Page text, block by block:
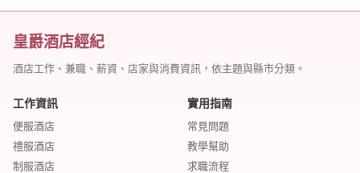
皇爵酒店經紀
酒店工作、兼職、薪資、店家與消費資訊，依主題與縣市分類。
工作資訊
便服酒店
禮服酒店
制服酒店
實用指南
常見問題
教學幫助
求職流程